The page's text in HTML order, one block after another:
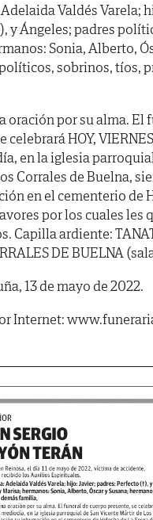
Valdés Varela;
y Ángeles; padres
Sonia, Alberto,
sobrinos, tíos,
oración por su alma. El
celebrará HOY,
en la iglesia
Corrales de Buelna,
en el cementerio de
por los cuales les
Capilla ardiente:
DE BUELNA
13 de mayo de 2022.
Internet: